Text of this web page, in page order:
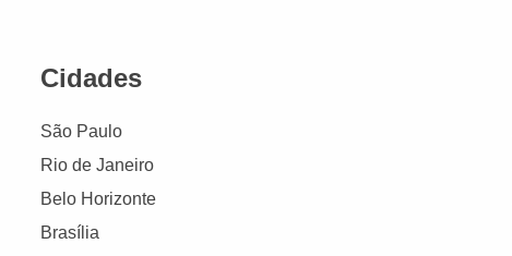
Cidades
São Paulo
Rio de Janeiro
Belo Horizonte
Brasília